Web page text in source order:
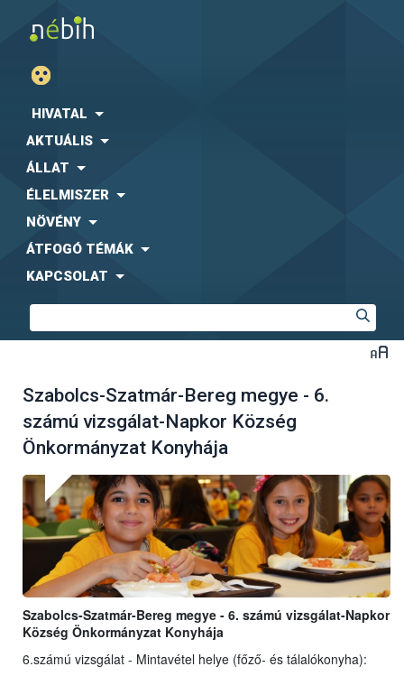
HIVATAL
AKTUÁLIS
ÁLLAT
ÉLELMISZER
NÖVÉNY
ÁTFOGÓ TÉMÁK
KAPCSOLAT
Szabolcs-Szatmár-Bereg megye - 6.
számú vizsgálat-Napkor Község
Önkormányzat Konyhája
Szabolcs-Szatmár-Bereg megye - 6. számú vizsgálat-Napkor
Község Önkormányzat Konyhája
6.számú vizsgálat - Mintavétel helye (főző- és tálalókonyha):